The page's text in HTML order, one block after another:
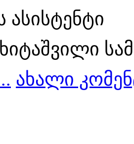
ასისტენტი
ახალი